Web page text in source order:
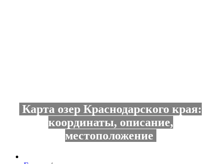
Карта озер Краснодарского края:
координаты, описание,
местоположение